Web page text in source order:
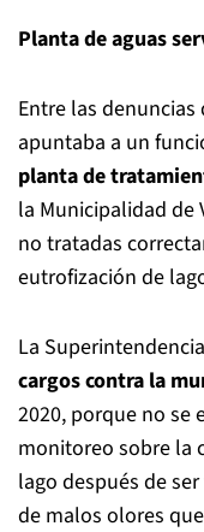
Planta de aguas
Entre las denuncias
apuntaba a un
planta de
la Municipalidad de
no tratadas
eutrofización de
La
cargos contra la
2020, porque no se
monitoreo sobre la
lago después de
de malos olores